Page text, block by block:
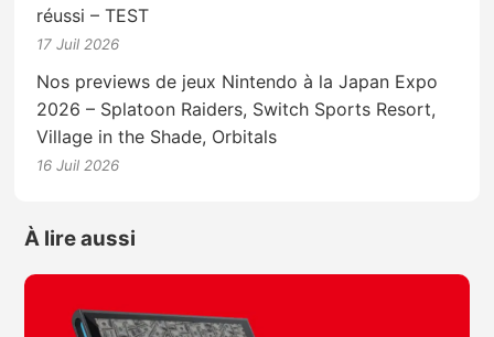
réussi – TEST
17 Juil 2026
Nos previews de jeux Nintendo à la Japan Expo
2026 – Splatoon Raiders, Switch Sports Resort,
Village in the Shade, Orbitals
16 Juil 2026
À lire aussi